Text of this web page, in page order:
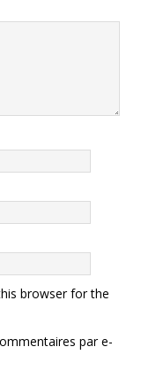
browser for the
par e-